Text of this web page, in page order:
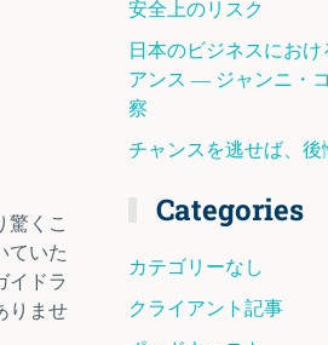
驚くこ
ていた
イドラ
りませ
安全上のリスク
日本のビジネスにおけ
アンス ― ジャンニ・
察
チャンスを逃せば、後
Categories
カテゴリーなし
クライアント記事